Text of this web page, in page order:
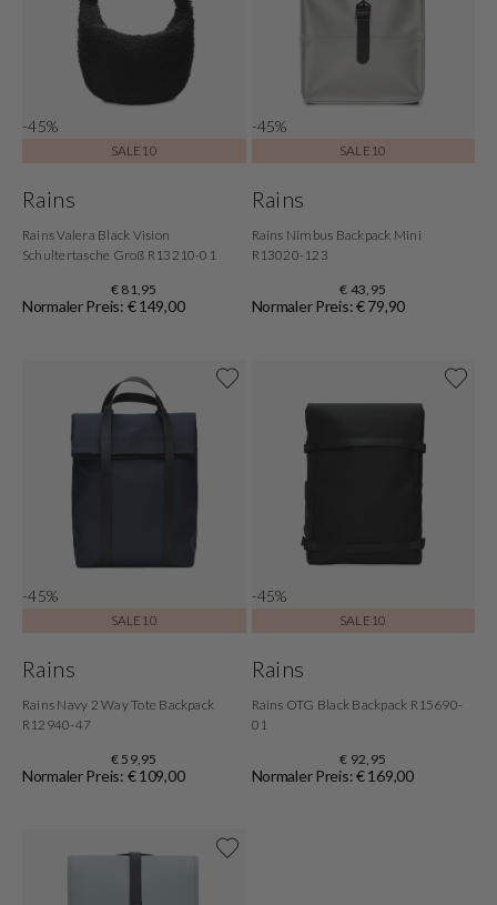
-45%
SALE10
Rains
Rains Valera Black Vision
Schultertasche Groß R13210-01
€ 81,95
Normaler Preis: € 149,00
-45%
SALE10
Rains
Rains Nimbus Backpack Mini
R13020-123
€ 43,95
Normaler Preis: € 79,90
-45%
SALE10
Rains
Rains Navy 2 Way Tote Backpack
R12940-47
€ 59,95
Normaler Preis: € 109,00
-45%
SALE10
Rains
Rains OTG Black Backpack R15690-
01
€ 92,95
Normaler Preis: € 169,00